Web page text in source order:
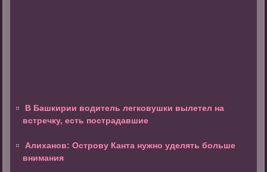
В Башкирии водитель легковушки вылетел на
встречку, есть пострадавшие
Алиханов: Острову Канта нужно уделять больше
внимания